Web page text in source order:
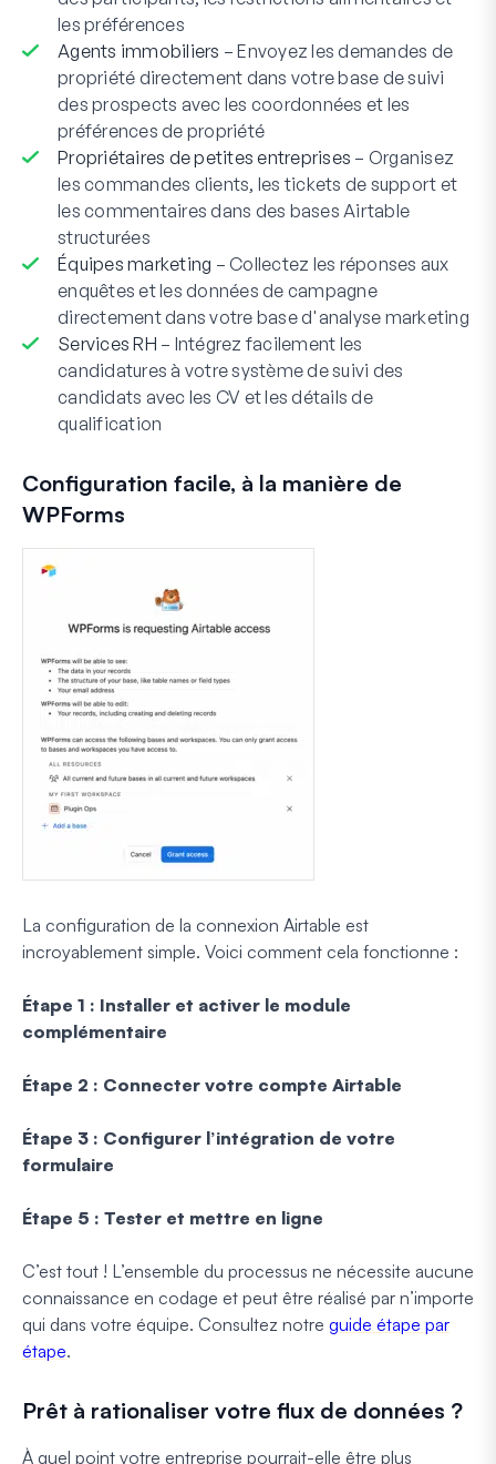
les préférences
Agents immobiliers – Envoyez les demandes de
propriété directement dans votre base de suivi
des prospects avec les coordonnées et les
préférences de propriété
Propriétaires de petites entreprises – Organisez
les commandes clients, les tickets de support et
les commentaires dans des bases Airtable
structurées
Équipes marketing – Collectez les réponses aux
enquêtes et les données de campagne
directement dans votre base d'analyse marketing
Services RH – Intégrez facilement les
candidatures à votre système de suivi des
candidats avec les CV et les détails de
qualification
Configuration facile, à la manière de
WPForms
La configuration de la connexion Airtable est
incroyablement simple. Voici comment cela fonctionne :
Étape 1 : Installer et activer le module
complémentaire
Étape 2 : Connecter votre compte Airtable
Étape 3 : Configurer l’intégration de votre
formulaire
Étape 5 : Tester et mettre en ligne
C’est tout ! L’ensemble du processus ne nécessite aucune
connaissance en codage et peut être réalisé par n’importe
qui dans votre équipe. Consultez notre guide étape par
étape.
Prêt à rationaliser votre flux de données ?
À quel point votre entreprise pourrait-elle être plus